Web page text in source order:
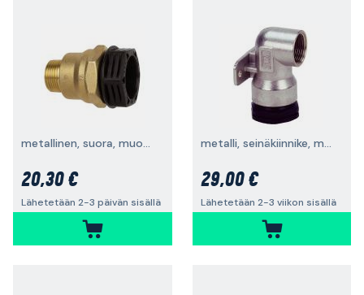
metallinen, suora, muovinen ulkokierre, supistettu
20,30 €
Lähetetään 2-3 päivän sisällä
metalli, seinäkiinnike, muovinen sisäkierre
29,00 €
Lähetetään 2-3 viikon sisällä